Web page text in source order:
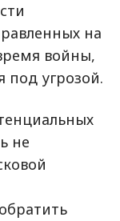
на
войны,
под угрозой.
не